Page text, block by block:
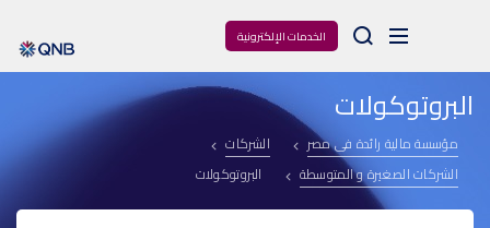
الخدمات الإلكترونية Arama
البروتوكولات
مؤسسة مالية رائدة فى مصر
الشركات
الشركات الصغيرة و المتوسطة
البروتوكولات